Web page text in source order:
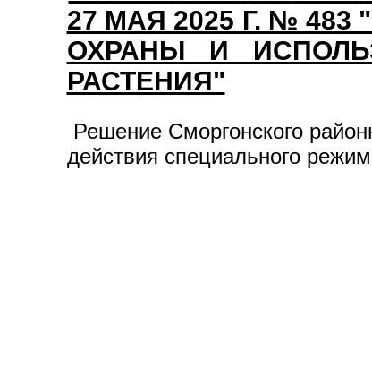
27 МАЯ 2025 Г. №
ОХРАНЫ И
РАСТЕНИЯ"
Решение Сморгонского
действия специального